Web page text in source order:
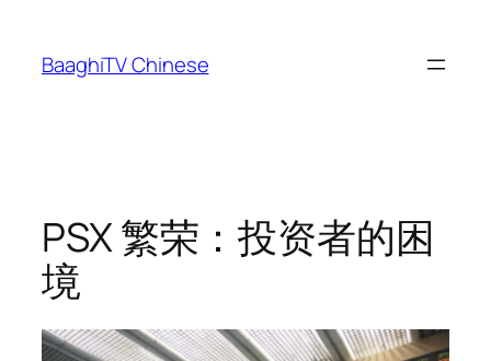
content
BaaghiTV Chinese
PSX 繁荣：投资者的困
境